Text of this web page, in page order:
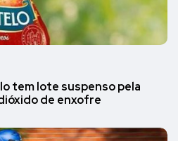
tem lote suspenso pela
de enxofre